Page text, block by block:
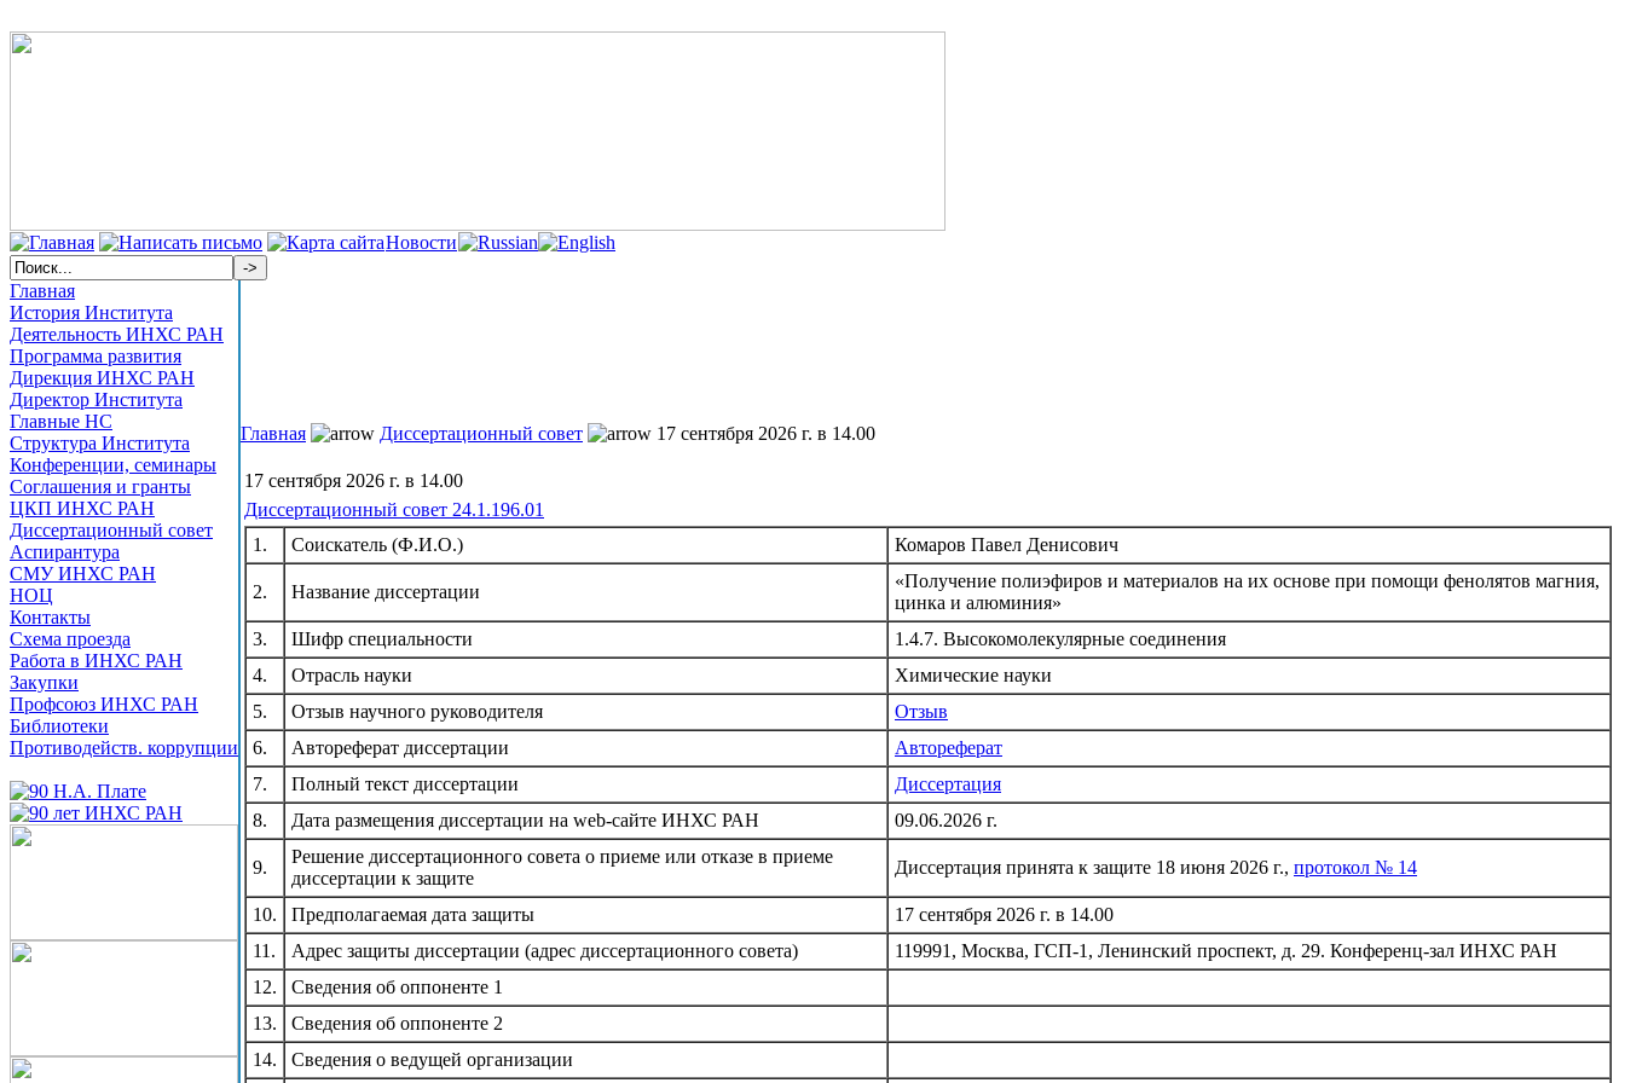
Новости
Главная
История Института
Деятельность ИНХС РАН
Программа развития
Дирекция ИНХС РАН
Директор Института
Главные НС
Структура Института
Конференции, семинары
Соглашения и гранты
ЦКП ИНХС РАН
Диссертационный совет
Аспирантура
СМУ ИНХС РАН
НОЦ
Контакты
Схема проезда
Работа в ИНХС РАН
Закупки
Профсоюз ИНХС РАН
Библиотеки
Противодейств. коррупции
Главная Диссертационный совет 17 сентября 2026 г. в 14.00
17 сентября 2026 г. в 14.00
Диссертационный совет 24.1.196.01
1.
Соискатель (Ф.И.О.) Комаров Павел Денисович
2. Название диссертации
«Получение полиэфиров и материалов на их основе при помощи фенолятов магния,
цинка и алюминия»
3.
Шифр специальности
1.4.7. Высокомолекулярные соединения
4.
Отрасль науки
Химические науки
5.
Отзыв научного руководителя
Отзыв
6.
Автореферат диссертации
Автореферат
7.
Полный текст диссертации
Диссертация
8.
Дата размещения диссертации на web-сайте ИНХС РАН 09.06.2026 г.
9.
Решение диссертационного совета о приеме или отказе в приеме
диссертации к защите
Диссертация принята к защите 18 июня 2026 г., протокол № 14
10. Предполагаемая дата защиты
17 сентября 2026 г. в 14.00
11.
Адрес защиты диссертации (адрес диссертационного совета)
119991, Москва, ГСП-1, Ленинский проспект, д. 29. Конференц-зал ИНХС РАН
12.
Сведения об оппоненте 1
13.
Сведения об оппоненте 2
14.
Сведения о ведущей организации